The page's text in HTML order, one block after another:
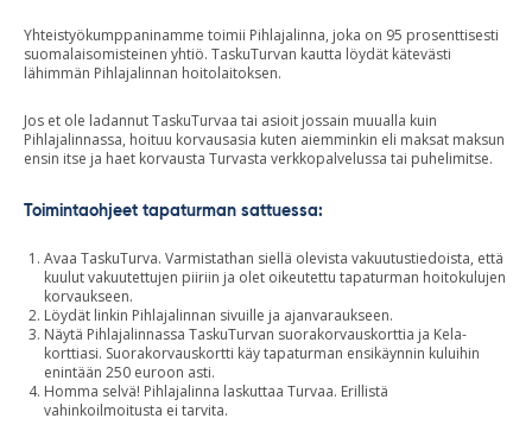
Yhteistyökumppaninamme toimii Pihlajalinna, joka on 95 prosenttisesti
suomalaisomisteinen yhtiö. TaskuTurvan kautta löydät kätevästi
lähimmän Pihlajalinnan hoitolaitoksen.
Jos et ole ladannut TaskuTurvaa tai asioit jossain muualla kuin
Pihlajalinnassa, hoituu korvausasia kuten aiemminkin eli maksat maksun
ensin itse ja haet korvausta Turvasta verkkopalvelussa tai puhelimitse.
Toimintaohjeet tapaturman sattuessa:
Avaa TaskuTurva. Varmistathan siellä olevista vakuutustiedoista, että
kuulut vakuutettujen piiriin ja olet oikeutettu tapaturman hoitokulujen
korvaukseen.
Löydät linkin Pihlajalinnan sivuille ja ajanvaraukseen.
Näytä Pihlajalinnassa TaskuTurvan suorakorvauskorttia ja Kela-
korttiasi. Suorakorvauskortti käy tapaturman ensikäynnin kuluihin
enintään 250 euroon asti.
Homma selvä! Pihlajalinna laskuttaa Turvaa. Erillistä
vahinkoilmoitusta ei tarvita.